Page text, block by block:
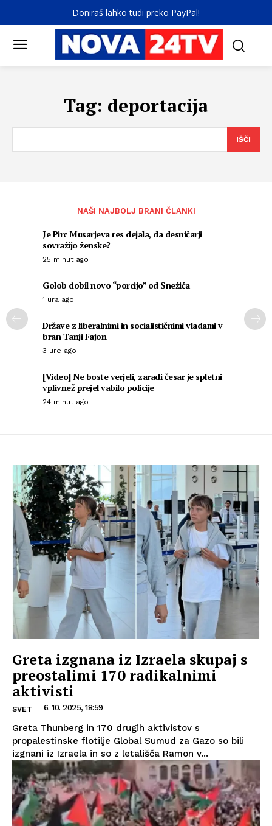
Doniraš lahko tudi preko PayPal!
Tag: deportacija
IŠČI
NAŠI NAJBOLJ BRANI ČLANKI
Je Pirc Musarjeva res dejala, da desničarji
sovražijo ženske?
25 minut ago
Golob dobil novo “porcijo” od Snežiča
1 ura ago
Države z liberalnimi in socialističnimi vladami v
bran Tanji Fajon
3 ure ago
[Video] Ne boste verjeli, zaradi česar je spletni
vplivnež prejel vabilo policije
24 minut ago
Greta izgnana iz Izraela skupaj s
preostalimi 170 radikalnimi
aktivisti
SVET 6. 10. 2025, 18:59
Greta Thunberg in 170 drugih aktivistov s
propalestinske flotilje Global Sumud za Gazo so bili
izgnani iz Izraela in so z letališča Ramon v...